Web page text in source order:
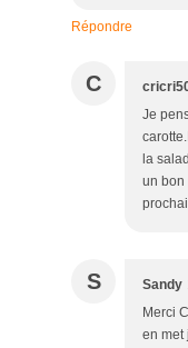
Répondre
C
Je
la
un bon
S Sandy
Merci
en met